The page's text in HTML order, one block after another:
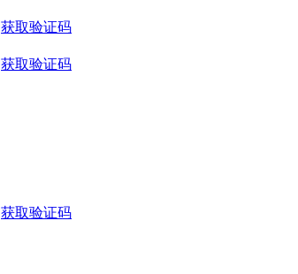
获取验证码
获取验证码
获取验证码